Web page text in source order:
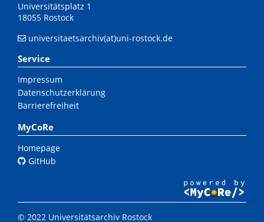
Universitätsplatz 1
18055 Rostock
universitaetsarchiv(at)uni-rostock.de
Service
Impressum
Datenschutzerklärung
Barrierefreiheit
MyCoRe
Homepage
GitHub
© 2022 Universitätsarchiv Rostock